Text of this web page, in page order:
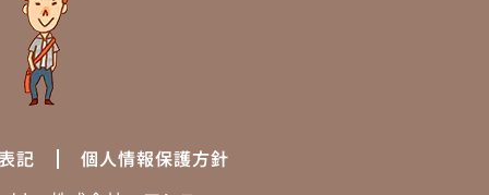
記
個人情報保護方針